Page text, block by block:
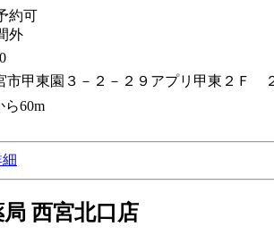
約可
外
市甲東園３－２－２９アプリ甲東２Ｆ
ら60m
西宮北口店